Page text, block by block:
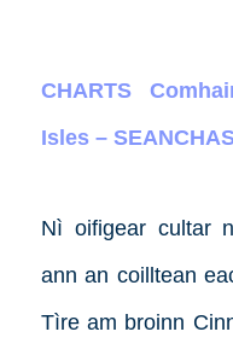
CHARTS
Isles –
Nì oifigear cultar
ann an coilltean
Tìre am broinn